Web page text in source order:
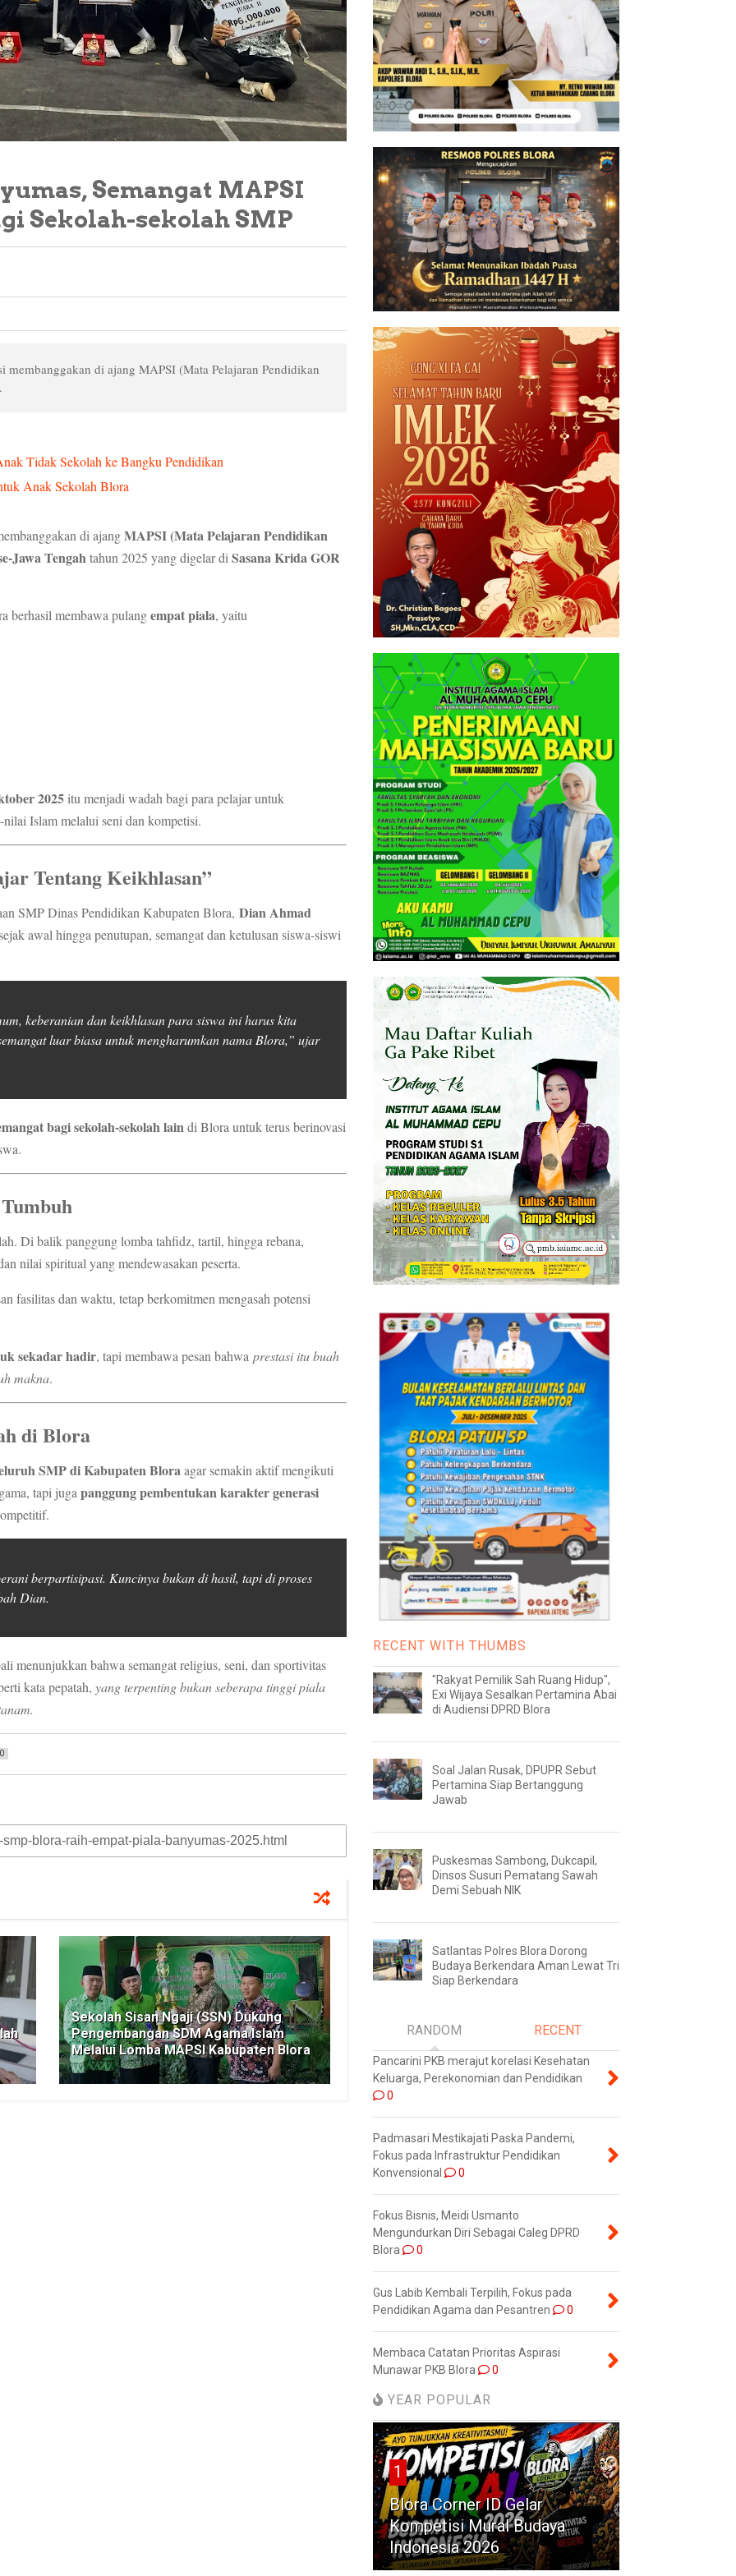
Semangat MAPSI
Sekolah-sekolah SMP
membanggakan di ajang MAPSI (Mata Pelajaran Pendidikan
Tidak Sekolah ke Bangku Pendidikan
Anak Sekolah Blora
di ajangMAPSI (Mata Pelajaran Pendidikan
Jawa Tengahtahun 2025 yang digelar di Sasana Krida GOR
berhasil membawa pulangempat piala, yaitu
2025 itu menjadi wadah bagi para pelajar untuk
Islam melalui seni dan kompetisi.
Tentang Keikhlasan”
SMP Dinas Pendidikan Kabupaten Blora, Dian Ahmad
awal hingga penutupan, semangat dan ketulusan siswa-siswi
keberanian dan keikhlasan para siswa ini harus kita
luar biasa untuk mengharumkan nama Blora,” ujar
bagi sekolah-sekolah laindi Blora untuk terus berinovasi
Di balik panggung lomba tahfidz, tartil, hingga rebana,
nilai spiritual yang mendewasakan peserta.
fasilitas dan waktu, tetap berkomitmen mengasah potensi
sekadar hadir, tapi membawa pesan bahwa prestasi itu buah
makna.
di Blora
SMP di Kabupaten Bloraagar semakin aktif mengikuti
tapi juga panggung pembentukan karakter generasi
berpartisipasi. Kuncinya bukan di hasil, tapi di proses
Dian.
menunjukkan bahwa semangat religius, seni, dan sportivitas
kata pepatah, yang terpenting bukan seberapa tinggi piala
Sekolah Sisan Ngaji (SSN) Dukung
Pengembangan SDM Agama Islam
Melalui Lomba MAPSI Kabupaten Blora
RECENT WITH THUMBS
"Rakyat Pemilik Sah Ruang Hidup",
Exi Wijaya Sesalkan Pertamina Abai
di Audiensi DPRD Blora
Soal Jalan Rusak, DPUPR Sebut
Pertamina Siap Bertanggung
Jawab
Puskesmas Sambong, Dukcapil,
Dinsos Susuri Pematang Sawah
Demi Sebuah NIK
Satlantas Polres Blora Dorong
Budaya Berkendara Aman Lewat Tri
Siap Berkendara
RANDOM RECENT
Pancarini PKB merajut korelasi Kesehatan
Keluarga, Perekonomian dan Pendidikan
0
Padmasari Mestikajati Paska Pandemi,
Fokus pada Infrastruktur Pendidikan
Konvensional
0
Fokus Bisnis, Meidi Usmanto
Mengundurkan Diri Sebagai Caleg DPRD
Blora
0
Gus Labib Kembali Terpilih, Fokus pada
Pendidikan Agama dan Pesantren
0
Membaca Catatan Prioritas Aspirasi
Munawar PKB Blora
0
YEAR POPULAR
1
Blora Corner ID Gelar
Kompetisi Mural Budaya
Indonesia 2026